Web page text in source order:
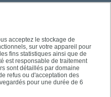
acceptez le stockage de
sur votre appareil pour
fins statistiques ainsi que de
est responsable de traitement
sont détaillés par domaine
refus ou d'acceptation des
pour une durée de 6